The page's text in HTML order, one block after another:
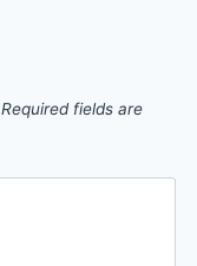
Required fields are